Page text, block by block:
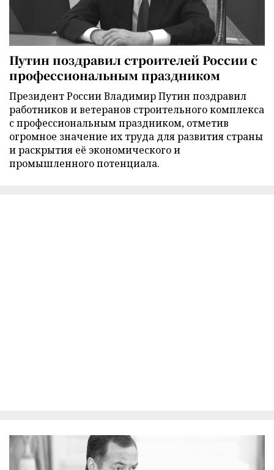
Путин поздравил строителей России с
профессиональным праздником
Президент России Владимир Путин поздравил
работников и ветеранов строительного комплекса
с профессиональным праздником, отметив
огромное значение их труда для развития страны
и раскрытия её экономического и
промышленного потенциала.